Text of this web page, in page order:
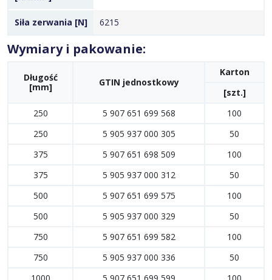
Siła zerwania [N] 6215
Wymiary i pakowanie:
Długość
[mm]
GTIN jednostkowy
Karton
[szt.]
250
5 907 651 699 568
100
250
5 905 937 000 305
50
375
5 907 651 698 509
100
375
5 905 937 000 312
50
500
5 907 651 699 575
100
500
5 905 937 000 329
50
750
5 907 651 699 582
100
750
5 905 937 000 336
50
1000
5 907 651 699 599 100